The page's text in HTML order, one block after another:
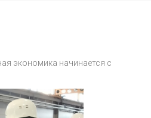
экономика начинается с